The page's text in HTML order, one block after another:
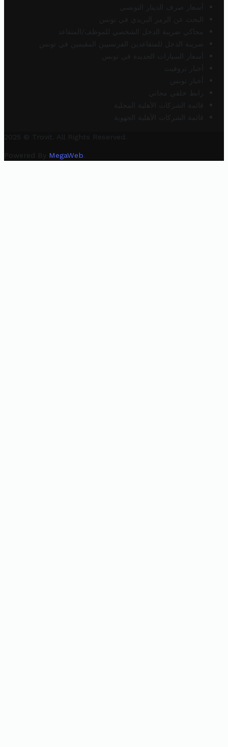
أسعار صرف الدينار التونسي
البحث عن الرمز البريدي في تونس
محاكي ضريبة الدخل الشخصي للموظف/المتقاعد
ضريبة الدخل للمتقاعدين الفرنسيين المقيمين في تونس
أسعار السيارات الجديدة في تونس
أخبار تروفيت
أخبار تونس
رابط خلفي مجاني
قائمة الشركات الأهلية المحلية
قائمة الشركات الأهلية الجهوية
2025 © Trovit. All Rights Reserved.
Powered By MegaWeb